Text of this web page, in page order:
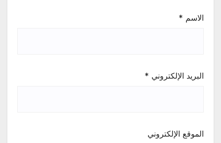
الاسم *
البريد الإلكتروني *
الموقع الإلكتروني